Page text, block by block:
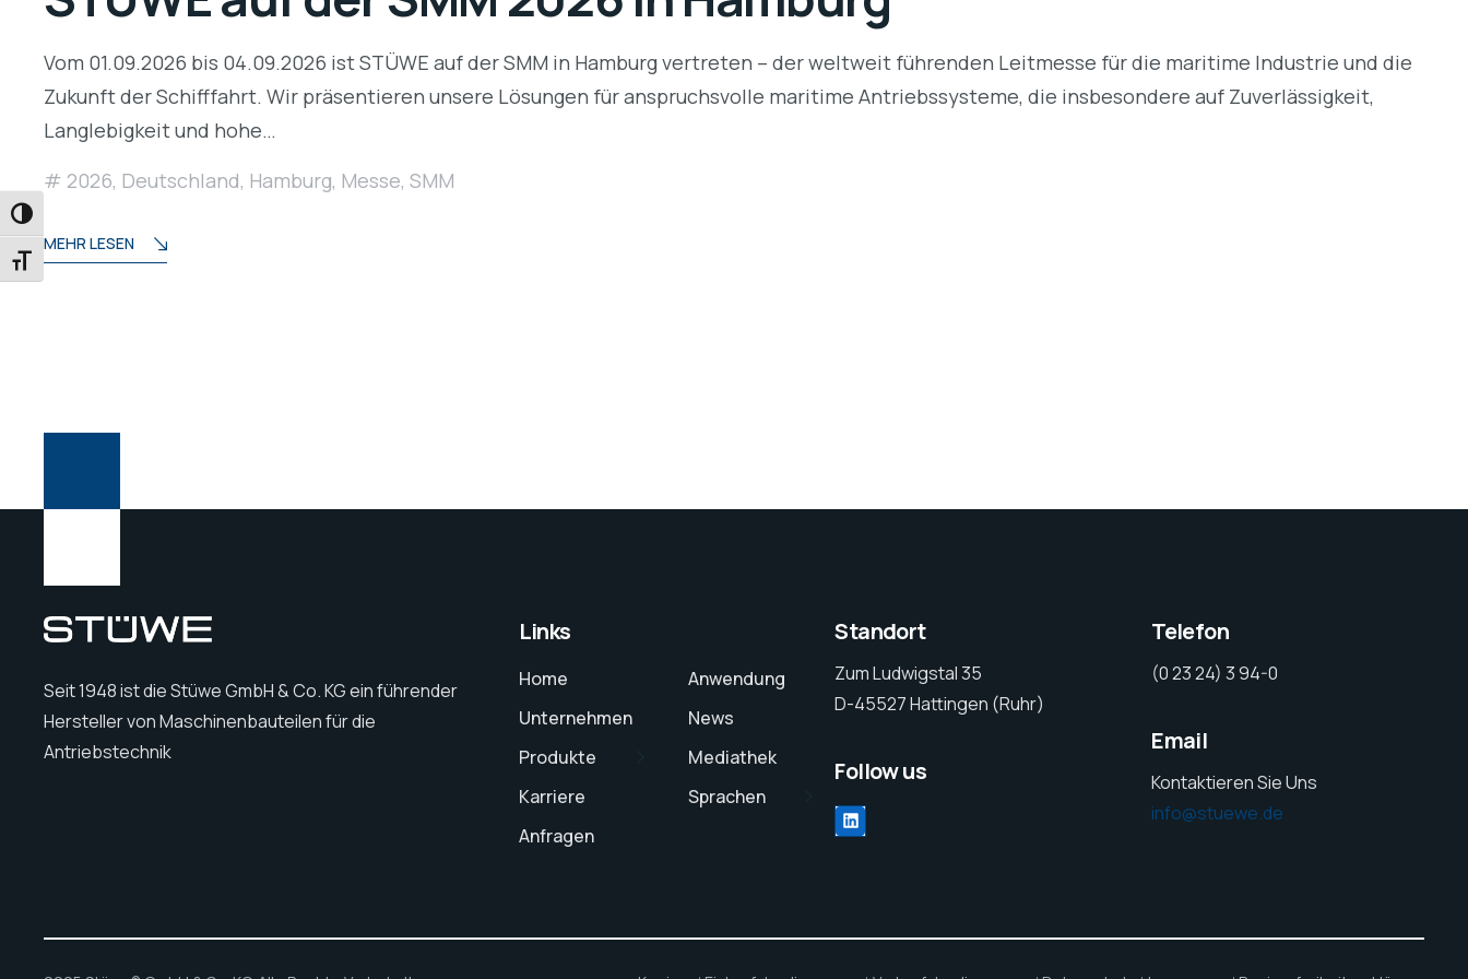
UMSCHALTEN AUF HOHE KONTRASTE
SCHRIFT VERGRÖSSERN
Vom 01.09.2026 bis 04.09.2026 ist STÜWE auf der SMM in Hamburg vertreten – der weltweit führenden Leitmesse für die maritime Industrie und die
Zukunft der Schifffahrt. Wir präsentieren unsere Lösungen für anspruchsvolle maritime Antriebssysteme, die insbesondere auf Zuverlässigkeit,
Langlebigkeit und hohe…
2026, Deutschland, Hamburg, Messe, SMM
MEHR LESEN
Seit 1948 ist die Stüwe GmbH & Co. KG ein führender
Hersteller von Maschinenbauteilen für die
Antriebstechnik
Links
Home
Unternehmen
Produkte
Karriere
Anfragen
Anwendung
News
Mediathek
Sprachen
Standort
Zum Ludwigstal 35
D-45527 Hattingen (Ruhr)
Follow us
LinkedIn
Telefon
(0 23 24) 3 94-0
Email
Kontaktieren Sie Uns
info@stuewe.de